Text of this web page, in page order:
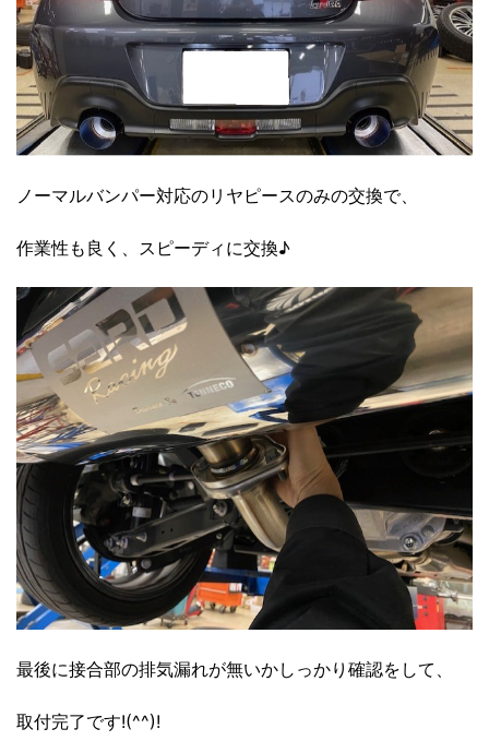
ノーマルバンパー対応のリヤピースのみの交換で、
作業性も良く、スピーディに交換♪
最後に接合部の排気漏れが無いかしっかり確認をして、
取付完了です!(^^)!